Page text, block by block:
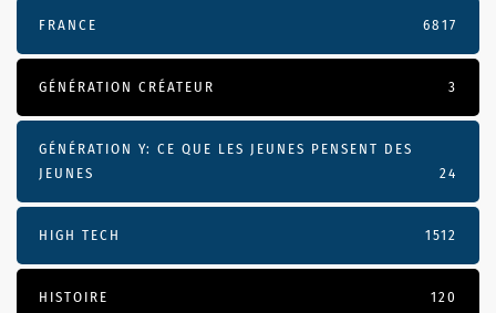
FRANCE 6817
GÉNÉRATION CRÉATEUR 3
GÉNÉRATION Y: CE QUE LES JEUNES PENSENT DES
JEUNES
24
HIGH TECH 1512
HISTOIRE 120